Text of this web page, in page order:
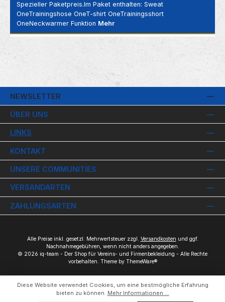
Spezieller Paketpreis.Im Paket enthalten: Sweat
OneTrainingshose OneT-shirt OneTrainingsshort
OneNeckwarmer Funktion Mehr
NEWSLETTER
ÜBER UNS
LINKS
KONTAKT
UNSERE COMMUNITIES
VERSANDARTEN
ZAHLUNGSARTEN
Alle Preise inkl. gesetzl. Mehrwertsteuer zzgl. Versandkosten und ggf.
Nachnahmegebühren, wenn nicht anders angegeben.
© 2026 iq-team - Der Shop für Vereins- und Firmenbekleidung - Alle Rechte
vorbehalten. Theme by ThemeWare®
Diese Website verwendet Cookies, um eine bestmögliche Erfahrung
bieten zu können. Mehr Informationen ...